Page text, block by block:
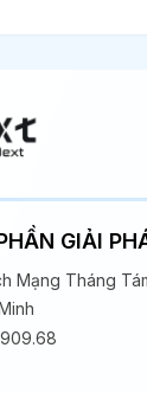
GIẢI
Mạng Tháng